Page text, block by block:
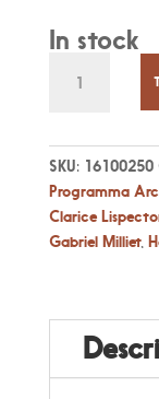
In stock
10
19:30
-
Tempo
de
celebrar
SKU: 16100250
Programma
Clarice
Gabriel Milliet,